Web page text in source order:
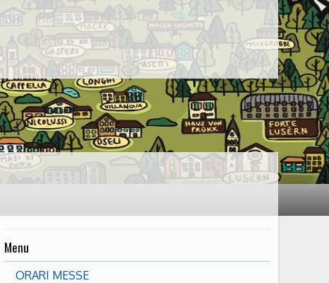
Menu
ORARI MESSE